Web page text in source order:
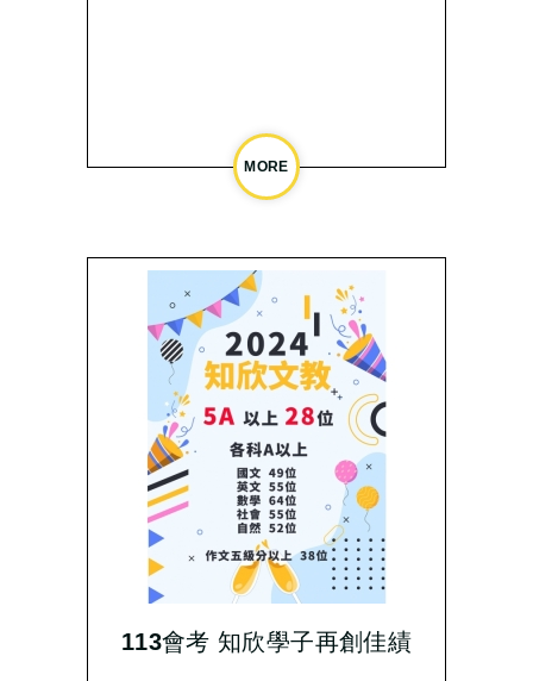
113會考 知欣學子再創佳績